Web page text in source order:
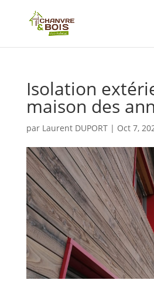
Isolation
maison des
par Laurent DUPORT| Oct 7,